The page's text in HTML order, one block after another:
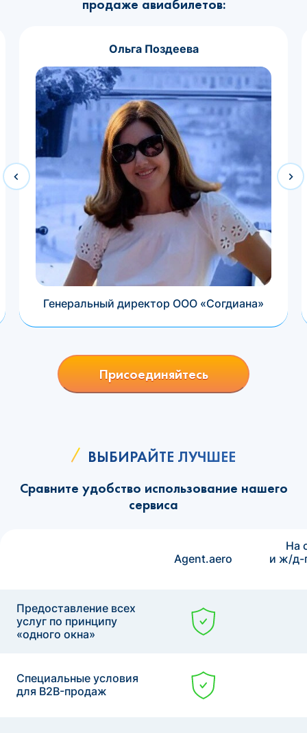
продаже авиабилетов:
Ольга Поздеева
Генеральный директор ООО «Согдиана»
Присоединяйтесь
ВЫБИРАЙТЕ ЛУЧШЕЕ
Сравните удобство использование нашего
сервиса
Agent.aero
На
и ж/д-
Предоставление всех
услуг по принципу
«одного окна»
Специальные условия
для B2B-продаж